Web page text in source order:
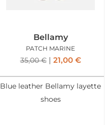
Bellamy
PATCH MARINE
35,00€ 21,00 €
Blue leather Bellamy layette
shoes